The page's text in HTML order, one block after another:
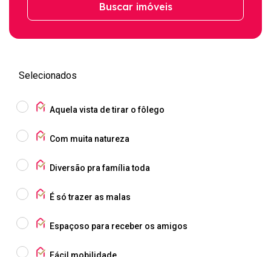
Buscar imóveis
Selecionados
Aquela vista de tirar o fôlego
Com muita natureza
Diversão pra família toda
É só trazer as malas
Espaçoso para receber os amigos